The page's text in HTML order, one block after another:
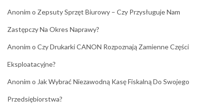
Anonim o Zepsuty Sprzęt Biurowy – Czy Przysługuje Nam
Zastępczy Na Okres Naprawy?
Anonim o Czy Drukarki CANON Rozpoznają Zamienne Części
Eksploatacyjne?
Anonim o Jak Wybrać Niezawodną Kasę Fiskalną Do Swojego
Przedsiębiorstwa?